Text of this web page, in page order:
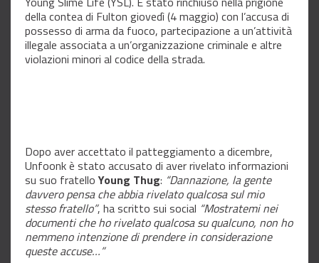
della contea di Fulton giovedì (4 maggio) con l’accusa di
possesso di arma da fuoco, partecipazione a un’attività
illegale associata a un’organizzazione criminale e altre
violazioni minori al codice della strada.
Dopo aver accettato il patteggiamento a dicembre,
Unfoonk è stato accusato di aver rivelato informazioni
su suo fratelloYoung Thug: “Dannazione, la gente
davvero pensa che abbia rivelato qualcosa sul mio
stesso fratello”, ha scritto sui social “Mostratemi nei
documenti che ho rivelato qualcosa su qualcuno, non ho
nemmeno intenzione di prendere in considerazione
queste accuse…”